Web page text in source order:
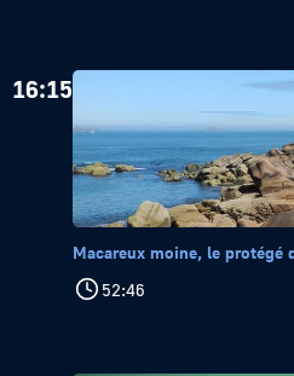
16:15
Macareux moine, le protégé
52:46